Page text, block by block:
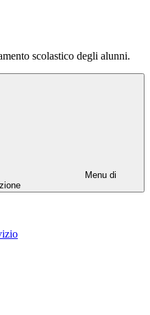
scolastico degli alunni.
Menu di